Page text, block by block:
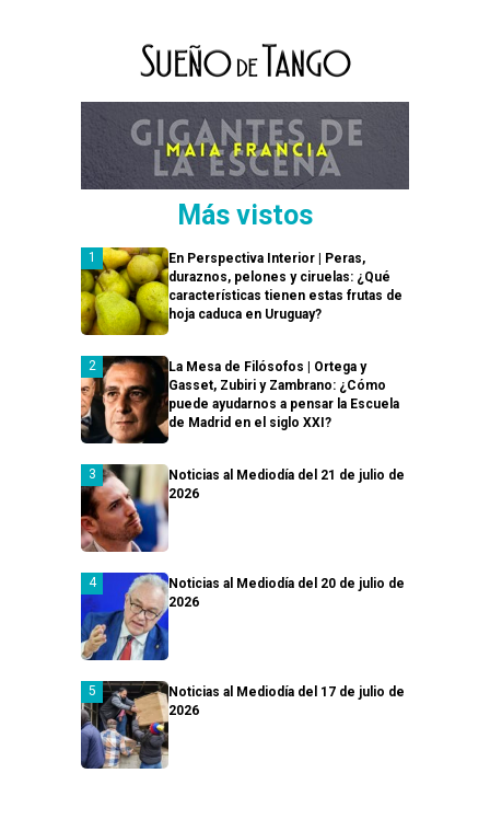
Más vistos
En Perspectiva Interior | Peras,
duraznos, pelones y ciruelas: ¿Qué
características tienen estas frutas de
hoja caduca en Uruguay?
La Mesa de Filósofos | Ortega y
Gasset, Zubiri y Zambrano: ¿Cómo
puede ayudarnos a pensar la Escuela
de Madrid en el siglo XXI?
Noticias al Mediodía del 21 de julio de
2026
Noticias al Mediodía del 20 de julio de
2026
Noticias al Mediodía del 17 de julio de
2026